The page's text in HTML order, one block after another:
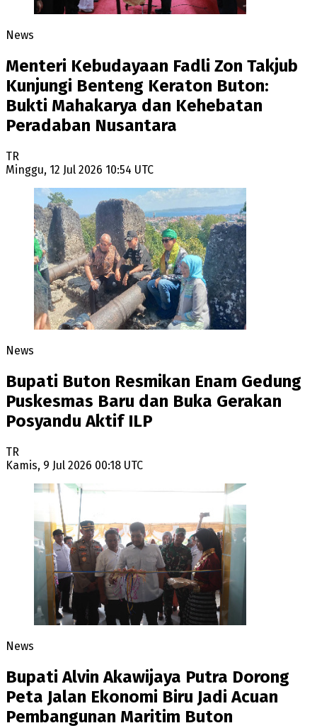
News
Menteri Kebudayaan Fadli Zon Takjub
Kunjungi Benteng Keraton Buton:
Bukti Mahakarya dan Kehebatan
Peradaban Nusantara
TR
Minggu, 12 Jul 2026 10:54 UTC
News
Bupati Buton Resmikan Enam Gedung
Puskesmas Baru dan Buka Gerakan
Posyandu Aktif ILP
TR
Kamis, 9 Jul 2026 00:18 UTC
News
Bupati Alvin Akawijaya Putra Dorong
Peta Jalan Ekonomi Biru Jadi Acuan
Pembangunan Maritim Buton